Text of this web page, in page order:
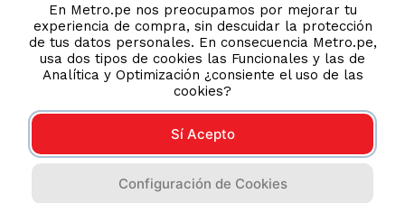
En Metro.pe nos preocupamos por mejorar tu
experiencia de compra, sin descuidar la protección
de tus datos personales. En consecuencia Metro.pe,
usa dos tipos de cookies las Funcionales y las de
Analítica y Optimización ¿consiente el uso de las
cookies?
Sí Acepto
Configuración de Cookies